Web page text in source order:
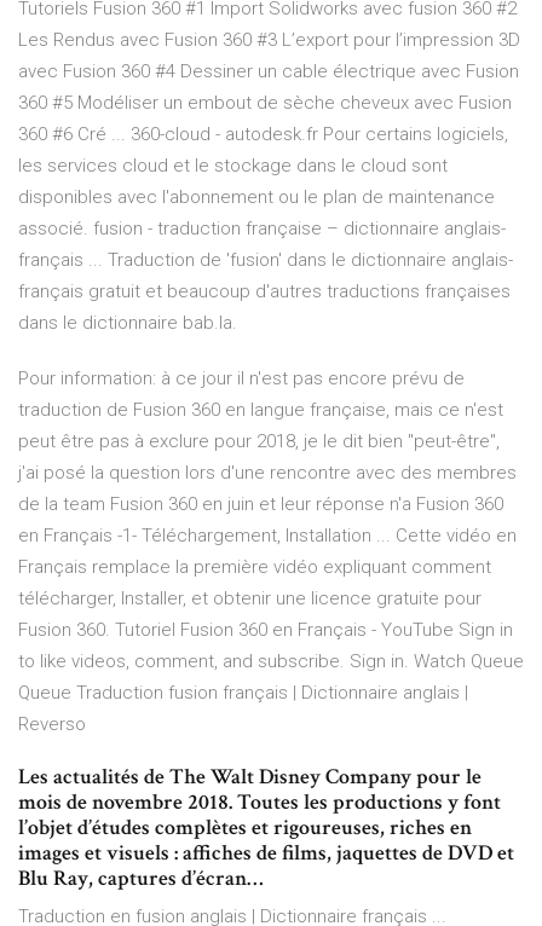
Tutoriels Fusion 360 #1 Import Solidworks avec fusion 360 #2
Les Rendus avec Fusion 360 #3 L’export pour l’impression 3D
avec Fusion 360 #4 Dessiner un cable électrique avec Fusion
360 #5 Modéliser un embout de sèche cheveux avec Fusion
360 #6 Cré ... 360-cloud - autodesk.fr Pour certains logiciels,
les services cloud et le stockage dans le cloud sont
disponibles avec l'abonnement ou le plan de maintenance
associé. fusion - traduction française – dictionnaire anglais-
français ... Traduction de 'fusion' dans le dictionnaire anglais-
français gratuit et beaucoup d'autres traductions françaises
dans le dictionnaire bab.la.
Pour information: à ce jour il n'est pas encore prévu de
traduction de Fusion 360 en langue française, mais ce n'est
peut être pas à exclure pour 2018, je le dit bien "peut-être",
j'ai posé la question lors d'une rencontre avec des membres
de la team Fusion 360 en juin et leur réponse n'a Fusion 360
en Français -1- Téléchargement, Installation ... Cette vidéo en
Français remplace la première vidéo expliquant comment
télécharger, Installer, et obtenir une licence gratuite pour
Fusion 360. Tutoriel Fusion 360 en Français - YouTube Sign in
to like videos, comment, and subscribe. Sign in. Watch Queue
Queue Traduction fusion français | Dictionnaire anglais |
Reverso
Les actualités de The Walt Disney Company pour le
mois de novembre 2018. Toutes les productions y font
l’objet d’études complètes et rigoureuses, riches en
images et visuels : affiches de films, jaquettes de DVD et
Blu Ray, captures d’écran…
Traduction en fusion anglais | Dictionnaire français ...